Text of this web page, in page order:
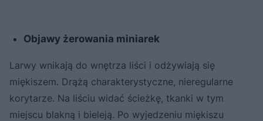
Objawy żerowania miniarek
Larwy wnikają do wnętrza liści i odżywiają się
miękiszem. Drążą charakterystyczne, nieregularne
korytarze. Na liściu widać ścieżkę, tkanki w tym
miejscu blakną i bieleją. Po wyjedzeniu miękiszu